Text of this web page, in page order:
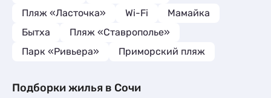
Пляж «Ласточка»
Wi-Fi
Мамайка
Бытха
Пляж «Ставрополье»
Парк «Ривьера»
Приморский пляж
Подборки жилья в Сочи